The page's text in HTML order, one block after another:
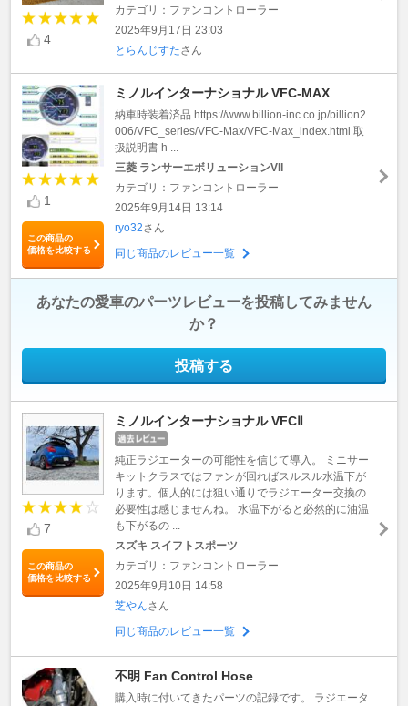
4
カテゴリ：ファンコントローラー
2025年9月17日 23:03
とらんじすたさん
1
この商品の
価格を比較する
ミノルインターナショナル VFC-MAX
納車時装着済品 https://www.billion-inc.co.jp/billion2
006/VFC_series/VFC-Max/VFC-Max_index.html 取
扱説明書 h ...
三菱 ランサーエボリューションVII
カテゴリ：ファンコントローラー
2025年9月14日 13:14
ryo32さん
同じ商品のレビュー一覧
あなたの愛車のパーツレビューを投稿してみません
か？
投稿する
7
この商品の
価格を比較する
ミノルインターナショナル VFCⅡ
純正ラジエーターの可能性を信じて導入。 ミニサー
キットクラスではファンが回ればスルスル水温下が
ります。個人的には狙い通りでラジエーター交換の
必要性は感じませんね。 水温下がると必然的に油温
も下がるの ...
スズキ スイフトスポーツ
カテゴリ：ファンコントローラー
2025年9月10日 14:58
芝やんさん
同じ商品のレビュー一覧
不明 Fan Control Hose
購入時に付いてきたパーツの記録です。 ラジエータ